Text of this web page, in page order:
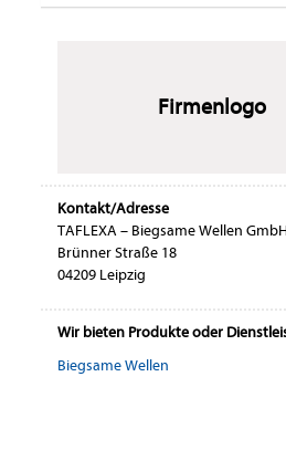
Firmenlogo
Kontakt/Adresse
TAFLEXA – Biegsame Wellen GmbH
Brünner Straße 18
04209 Leipzig
Wir bieten Produkte oder
Biegsame Wellen